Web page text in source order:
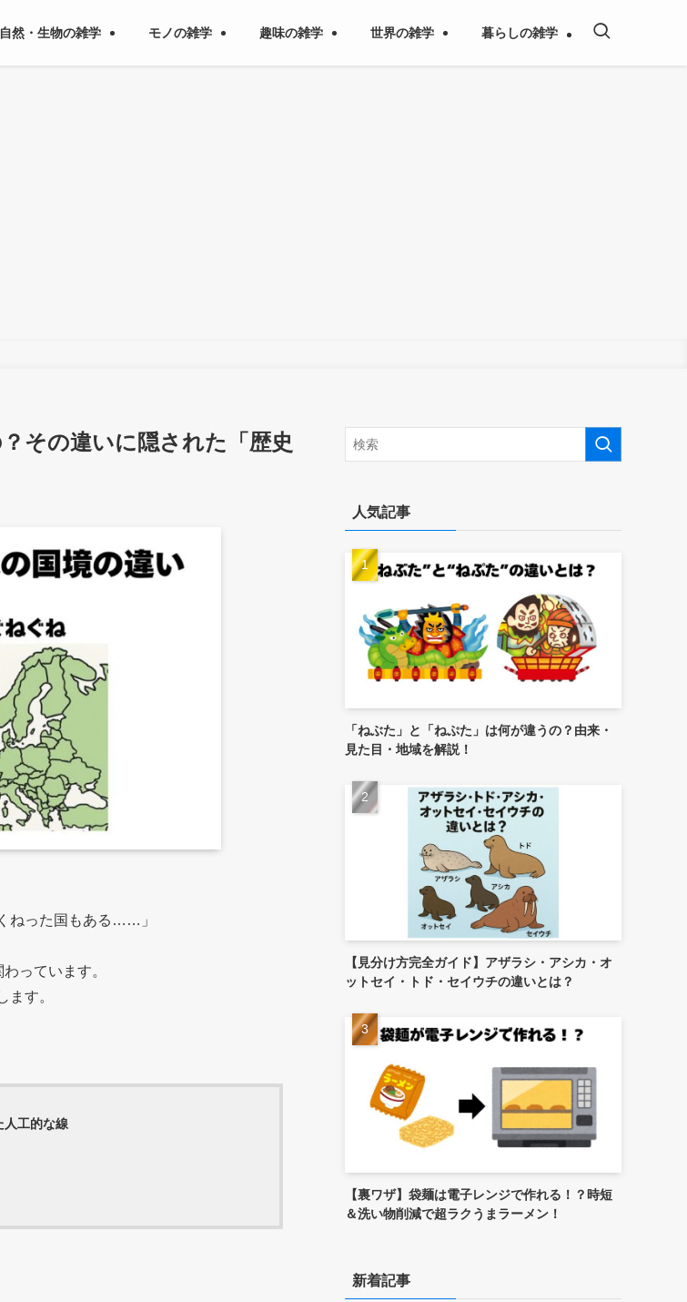
自然・生物の雑学 モノの雑学 趣味の雑学 世界の雑学 暮らしの雑学
その違いに隠された「歴史
ねった国もある……」
っています。
す。
人工的な線
人気記事
「ねぶた」と「ねぷた」は何が違うの？由来・
見た目・地域を解説！
【見分け方完全ガイド】アザラシ・アシカ・オ
ットセイ・トド・セイウチの違いとは？
【裏ワザ】袋麺は電子レンジで作れる！？時短
＆洗い物削減で超ラクうまラーメン！
新着記事